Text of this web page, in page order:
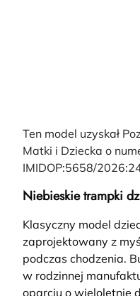
Ten model uzyskał
Matki i Dziecka o
IMIDOP:5658/
Niebieskie trampki
Klasyczny model
zaprojektowany z
podczas chodzenia.
w rodzinnej
oparciu o wieloletnie